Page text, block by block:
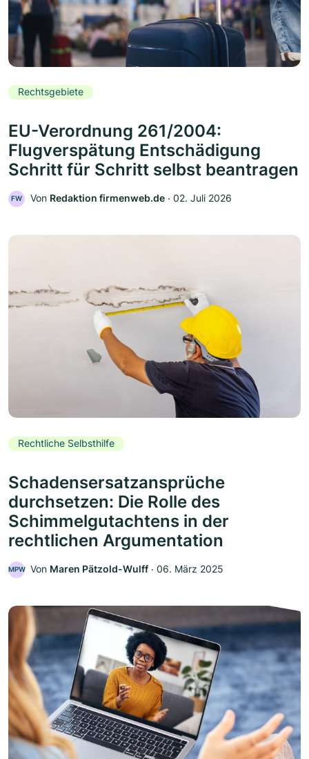
Rechtsgebiete
EU-Verordnung 261/2004:
Flugverspätung Entschädigung
Schritt für Schritt selbst beantragen
FW Von Redaktion firmenweb.de ‧ 02. Juli 2026
Rechtliche Selbsthilfe
Schadensersatzansprüche
durchsetzen: Die Rolle des
Schimmelgutachtens in der
rechtlichen Argumentation
MPW Von Maren Pätzold-Wulff ‧ 06. März 2025